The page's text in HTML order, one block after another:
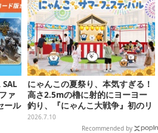
SAL
ァ
ール
にゃんこの夏祭り、本気すぎる！
高さ2.5mの櫓に射的にヨーヨー
釣り、『にゃんこ大戦争』初のリ
アルイベントが全国3会場で7月よ
2026.7.10
Recommended by